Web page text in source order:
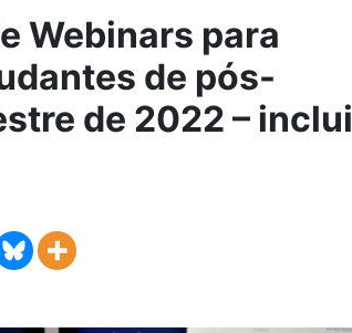
Webinars para
de pós-
de 2022 – inclui